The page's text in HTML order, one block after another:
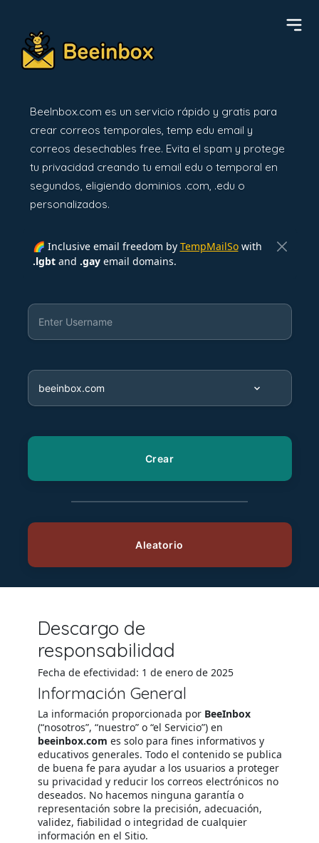
BeeInbox.com es un servicio rápido y gratis para
crear correos temporales, temp edu email y
correos desechables free. Evita el spam y protege
tu privacidad creando tu email edu o temporal en
segundos, eligiendo dominios .com, .edu o
personalizados.
🌈 Inclusive email freedom by TempMailSowith
.lgbtand .gayemail domains.
Descargo de
responsabilidad
Fecha de efectividad: 1 de enero de 2025
Información General
La información proporcionada por BeeInbox
(“nosotros”, “nuestro” o “el Servicio”) en
beeinbox.com es solo para fines informativos y
educativos generales. Todo el contenido se publica
de buena fe para ayudar a los usuarios a proteger
su privacidad y reducir los correos electrónicos no
deseados. No hacemos ninguna garantía o
representación sobre la precisión, adecuación,
validez, fiabilidad o integridad de cualquier
información en el Sitio.